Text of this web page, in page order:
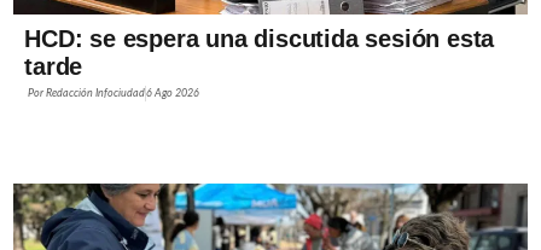
HCD: se espera una discutida sesión esta
tarde
PorRedacción Infociudad6 Ago 2026